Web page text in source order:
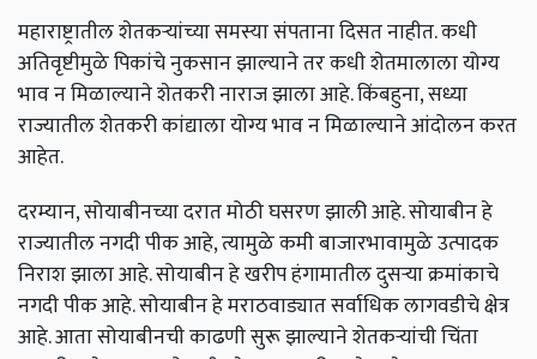
महाराष्ट्रातील शेतकऱ्यांच्या समस्या संपताना दिसत नाहीत. कधी
अतिवृष्टीमुळे पिकांचे नुकसान झाल्याने तर कधी शेतमालाला योग्य
भाव न मिळाल्याने शेतकरी नाराज झाला आहे. किंबहुना, सध्या
राज्यातील शेतकरी कांद्याला योग्य भाव न मिळाल्याने आंदोलन करत
आहेत.
दरम्यान, सोयाबीनच्या दरात मोठी घसरण झाली आहे. सोयाबीन हे
राज्यातील नगदी पीक आहे, त्यामुळे कमी बाजारभावामुळे उत्पादक
निराश झाला आहे. सोयाबीन हे खरीप हंगामातील दुसऱ्या क्रमांकाचे
नगदी पीक आहे. सोयाबीन हे मराठवाड्यात सर्वाधिक लागवडीचे क्षेत्र
आहे. आता सोयाबीनची काढणी सुरू झाल्याने शेतकऱ्यांची चिंता